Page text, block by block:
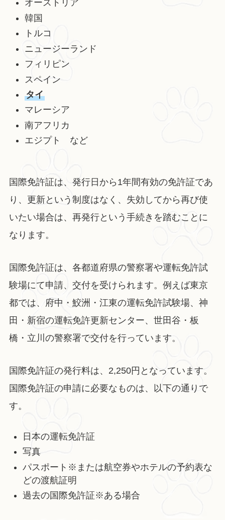
オーストリア
韓国
トルコ
ニュージーランド
フィリピン
スペイン
タイ
マレーシア
南アフリカ
エジプト など
国際免許証は、発行日から1年間有効の免許証であ
り、更新という制度はなく、失効してから再び使
いたい場合は、再発行という手続きを踏むことに
なります。
国際免許証は、各都道府県の警察署や運転免許試
験場にて申請、交付を受けられます。例えば東京
都では、府中・鮫洲・江東の運転免許試験場、神
田・新宿の運転免許更新センター、世田谷・板
橋・立川の警察署で交付を行っています。
国際免許証の発行料は、2,250円となっています。
国際免許証の申請に必要なものは、以下の通りで
す。
日本の運転免許証
写真
パスポート※または航空券やホテルの予約表な
どの渡航証明
過去の国際免許証※ある場合